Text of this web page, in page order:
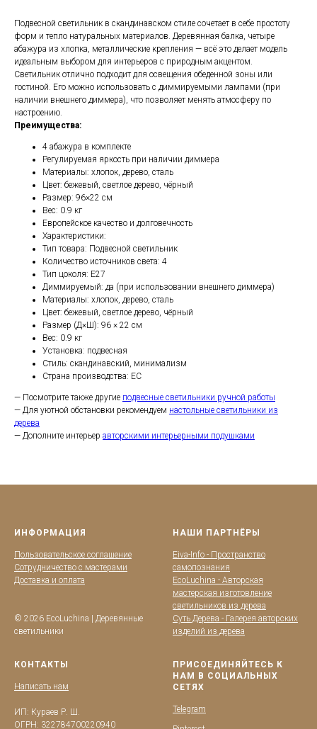
Подвесной светильник в скандинавском стиле сочетает в себе простоту
форм и тепло натуральных материалов. Деревянная балка, четыре
абажура из хлопка, металлические крепления — всё это делает модель
идеальным выбором для интерьеров с природным акцентом.
Светильник отлично подходит для освещения обеденной зоны или
гостиной. Его можно использовать с диммируемыми лампами (при
наличии внешнего диммера), что позволяет менять атмосферу по
настроению.
Преимущества:
4 абажура в комплекте
Регулируемая яркость при наличии диммера
Материалы: хлопок, дерево, сталь
Цвет: бежевый, светлое дерево, чёрный
Размер: 96×22 см
Вес: 0.9 кг
Европейское качество и долговечность
Характеристики:
Тип товара: Подвесной светильник
Количество источников света: 4
Тип цоколя: E27
Диммируемый: да (при использовании внешнего диммера)
Материалы: хлопок, дерево, сталь
Цвет: бежевый, светлое дерево, чёрный
Размер (Д×Ш): 96 × 22 см
Вес: 0.9 кг
Установка: подвесная
Стиль: скандинавский, минимализм
Страна производства: ЕС
— Посмотрите также другие подвесные светильники ручной работы
— Для уютной обстановки рекомендуем настольные светильники из
дерева
— Дополните интерьер авторскими интерьерными подушками
ИНФОРМАЦИЯ
Пользовательское соглашение
Сотрудничество с мастерами
Доставка и оплата
© 2026 EcoLuchina | Деревянные
светильники
НАШИ ПАРТНЁРЫ
Eiva-Info - Пространство
самопознания
EcoLuchina - Авторская
мастерская изготовление
светильников из дерева
Суть Дерева - Галерея авторских
изделий из дерева
КОНТАКТЫ
Написать нам
ИП: Кураев Р. Ш.
ОГРН: 322784700220940
ПРИСОЕДИНЯЙТЕСЬ К
НАМ В СОЦИАЛЬНЫХ
СЕТЯХ
Telegram